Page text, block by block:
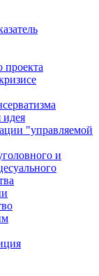
идея
"управляемой
и